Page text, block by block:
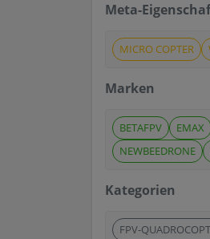
Meta-
MICRO COPTER
Marken
BETAFPV EMAX
NEWBEEDRONE
Kategorien
FPV-